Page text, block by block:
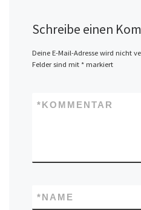
Schreibe einen
Deine E-Mail-Adresse wird nicht
Felder sind mit *markiert
KOMMENTAR
*
NAME
*